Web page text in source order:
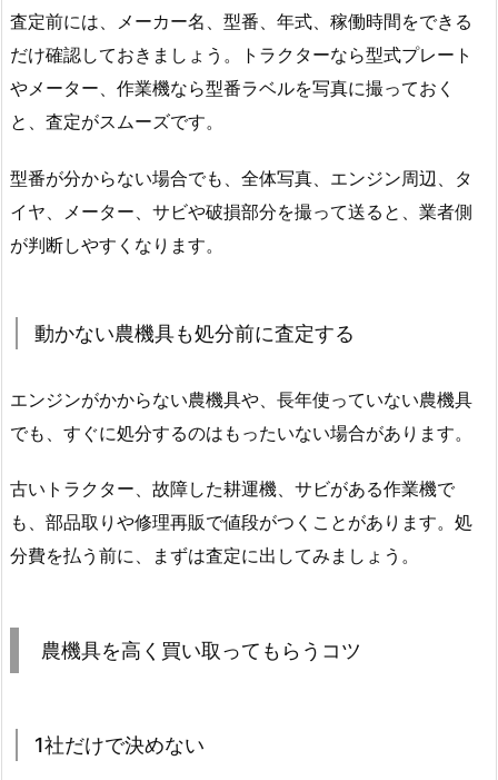
査定前には、メーカー名、型番、年式、稼働時間をできる
だけ確認しておきましょう。トラクターなら型式プレート
やメーター、作業機なら型番ラベルを写真に撮っておく
と、査定がスムーズです。
型番が分からない場合でも、全体写真、エンジン周辺、タ
イヤ、メーター、サビや破損部分を撮って送ると、業者側
が判断しやすくなります。
動かない農機具も処分前に査定する
エンジンがかからない農機具や、長年使っていない農機具
でも、すぐに処分するのはもったいない場合があります。
古いトラクター、故障した耕運機、サビがある作業機で
も、部品取りや修理再販で値段がつくことがあります。処
分費を払う前に、まずは査定に出してみましょう。
農機具を高く買い取ってもらうコツ
1社だけで決めない